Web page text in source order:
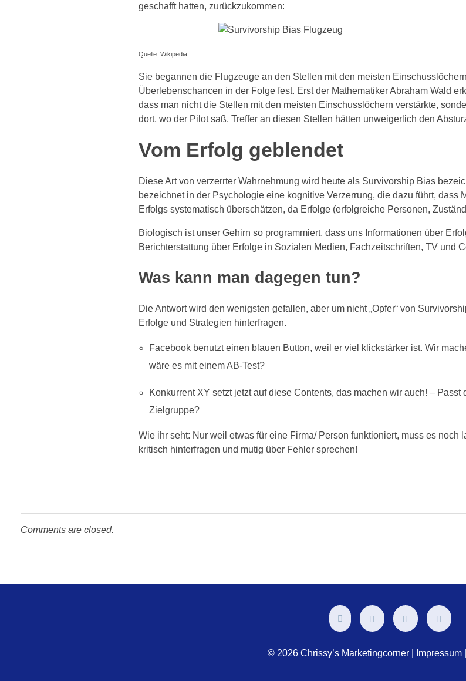
geschafft hatten, zurückzukommen:
Quelle: Wikipedia
Sie begannen die Flugzeuge an den Stellen mit den meisten
Überlebenschancen in der Folge fest. Erst der Mathematiker Abraham Wald
dass man nicht die Stellen mit den meisten Einschusslöchern verstärkte,
dort, wo der Pilot saß. Treffer an diesen Stellen hätten unweigerlich den
Vom Erfolg geblendet
Diese Art von verzerrter Wahrnehmung wird heute als Survivorship Bias
bezeichnet in der Psychologie eine kognitive Verzerrung, die dazu führt, dass
Erfolgs systematisch überschätzen, da Erfolge (erfolgreiche Personen,
Biologisch ist unser Gehirn so programmiert, dass uns Informationen über
Berichterstattung über Erfolge in Sozialen Medien, Fachzeitschriften, TV und
Was kann man dagegen tun?
Die Antwort wird den wenigsten gefallen, aber um nicht „Opfer“ von
Erfolge und Strategien hinterfragen.
Facebook benutzt einen blauen Button, weil er viel klickstärker ist. Wir
wäre es mit einem AB-Test?
Konkurrent XY setzt jetzt auf diese Contents, das machen wir auch! – Passt
Zielgruppe?
Wie ihr seht: Nur weil etwas für eine Firma/ Person funktioniert, muss es noch
kritisch hinterfragen und mutig über Fehler sprechen!
Comments are closed.
© 2026 Chrissy’s Marketingcorner | Impressum